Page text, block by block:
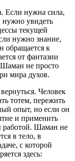
Если нужна сила,
увидеть
текущей
нужно знание,
обращается к
от фантазии
Шаман не просто
мира духов.
Человек
тотем, пережить
опыт, но если он
и применить
работой. Шаман не
в тело, в
с которой
здесь: